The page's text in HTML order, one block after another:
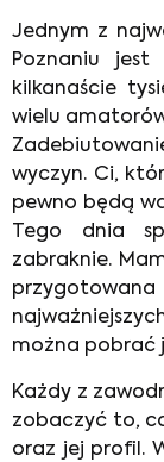
Jednym z
Poznaniu
kilkanaście
wielu
wyczyn. Ci,
pewno będą
Tego dnia
zabraknie.
można pobrać
Każdy z
zobaczyć to,
oraz jej profil.